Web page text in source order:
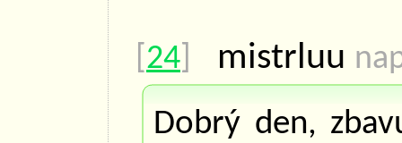
24 mistrluu
Dobrý den,